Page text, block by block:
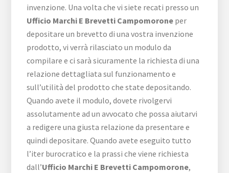
invenzione. Una volta che vi siete recati presso un
Ufficio Marchi E Brevetti Campomorone per
depositare un brevetto di una vostra invenzione
prodotto, vi verrà rilasciato un modulo da
compilare e ci sarà sicuramente la richiesta di una
relazione dettagliata sul funzionamento e
sull’utilità del prodotto che state depositando.
Quando avete il modulo, dovete rivolgervi
assolutamente ad un avvocato che possa aiutarvi
a redigere una giusta relazione da presentare e
quindi depositare. Quando avete eseguito tutto
l’iter burocratico e la prassi che viene richiesta
dall’Ufficio Marchi E Brevetti Campomorone,